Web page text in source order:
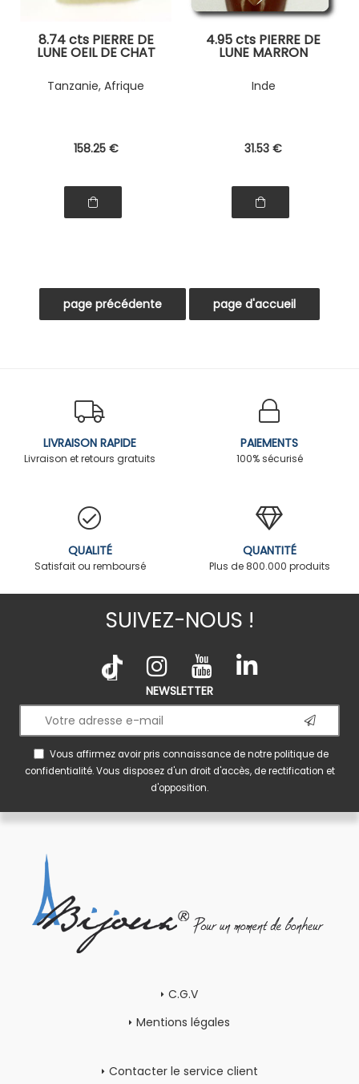
8.74 cts PIERRE DE
LUNE OEIL DE CHAT
Tanzanie, Afrique
158.25 €
4.95 cts PIERRE DE
LUNE MARRON
Inde
31.53 €
LIVRAISON RAPIDE
Livraison et retours gratuits
PAIEMENTS
100% sécurisé
QUALITÉ
Satisfait ou remboursé
QUANTITÉ
Plus de 800.000 produits
SUIVEZ-NOUS !
NEWSLETTER
Vous affirmez avoir pris connaissance de notrepolitique de
confidentialité. Vous disposez d'un droit d'accès, de rectification et
d'opposition.
C.G.V
Mentions légales
Contacter le service client